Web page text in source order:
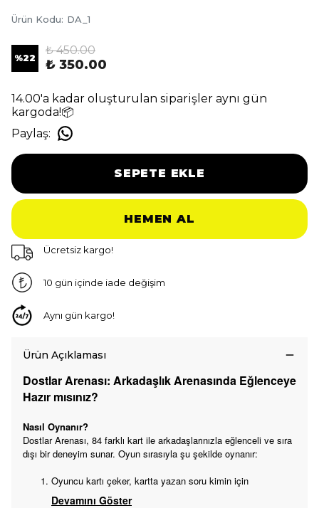
Ürün Kodu: DA_1
%22
₺ 450.00
₺ 350.00
14.00'a kadar oluşturulan siparişler aynı gün
kargoda!📦
Paylaş:
SEPETE EKLE
HEMEN AL
Ücretsiz kargo!
10 gün içinde iade değişim
Aynı gün kargo!
Ürün Açıklaması
Dostlar Arenası: Arkadaşlık Arenasında Eğlenceye
Hazır mısınız?
Nasıl Oynanır?
Dostlar Arenası, 84 farklı kart ile arkadaşlarınızla eğlenceli ve sıra
dışı bir deneyim sunar. Oyun sırasıyla şu şekilde oynanır:
Oyuncu kartı çeker, kartta yazan soru kimin için
Devamını Göster